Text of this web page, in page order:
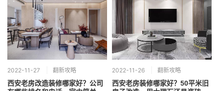
2022-11-27 翻新攻略
西安老房改造装修哪家好？公司
2022-11-26 翻新攻略
西安老房装修哪家好？50平米旧